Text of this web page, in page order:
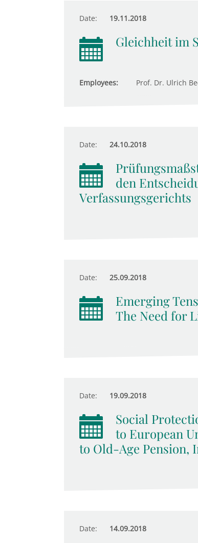
Date: 19.11.2018
Gleichheit im
Employees: Prof. Dr. Ulrich
Date: 24.10.2018
den
Verfassungsgerichts
Date: 25.09.2018
Emerging
The Need for
Date: 19.09.2018
Social
to European
to Old-Age Pension,
Date: 14.09.2018